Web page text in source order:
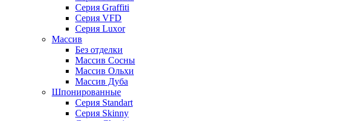
Серия Graffiti
Серия VFD
Серия Luxor
Массив
Без отделки
Массив Сосны
Массив Ольхи
Массив Дуба
Шпонированные
Серия Standart
Серия Skinny